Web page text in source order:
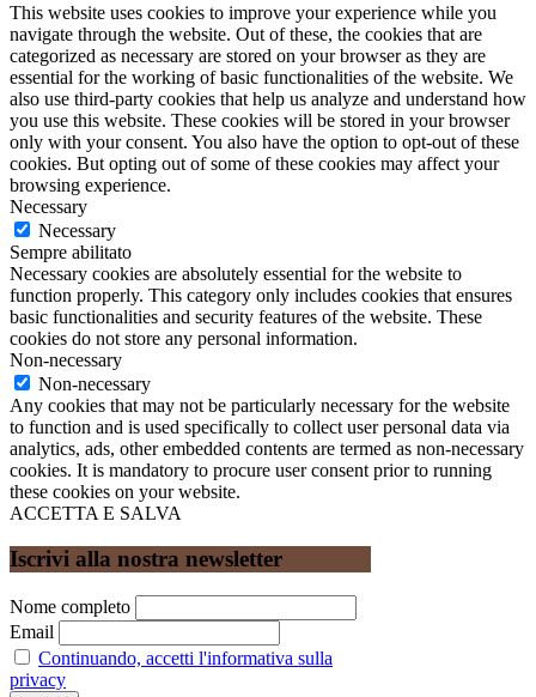
This website uses cookies to improve your experience while you
navigate through the website. Out of these, the cookies that are
categorized as necessary are stored on your browser as they are
essential for the working of basic functionalities of the website. We
also use third-party cookies that help us analyze and understand how
you use this website. These cookies will be stored in your browser
only with your consent. You also have the option to opt-out of these
cookies. But opting out of some of these cookies may affect your
browsing experience.
Necessary
Necessary
Sempre abilitato
Necessary cookies are absolutely essential for the website to
function properly. This category only includes cookies that ensures
basic functionalities and security features of the website. These
cookies do not store any personal information.
Non-necessary
Non-necessary
Any cookies that may not be particularly necessary for the website
to function and is used specifically to collect user personal data via
analytics, ads, other embedded contents are termed as non-necessary
cookies. It is mandatory to procure user consent prior to running
these cookies on your website.
ACCETTA E SALVA
Iscrivi alla nostra newsletter
Nome completo
Email
Continuando, accetti l'informativa sulla
privacy